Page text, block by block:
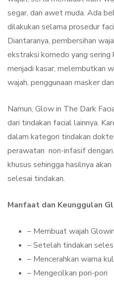
segar, dan awet muda. Ada
dilakukan selama prosedur
Diantaranya, pembersihan
ekstraksi komedo yang
menjadi kasar, melembutkan
wajah, penggunaan masker
Namun, Glow in The Dark
dari tindakan facial lainnya.
dalam kategori tindakan
perawatan non-infasif
khusus sehingga hasilnya
selesai tindakan.
Manfaat dan Keunggulan
– Membuat wajah
– Setelah tindakan
– Mencerahkan warna
– Mengecilkan pori-pori